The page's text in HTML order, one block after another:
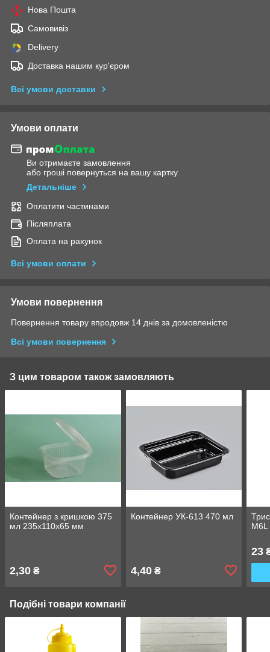
Нова Пошта
Самовивіз
Delivery
Доставка нашим кур'єром
Всі умови доставки
Умови оплати
Ви отримаєте замовлення
або гроші повернуться на вашу картку
Детальніше
Оплатити частинами
Післяплата
Оплата на рахунок
Всі умови оплати
Умови повернення
Повернення товару впродовж 14 днів за домовленістю
Всі умови повернення
З цим товаром також замовляють
Контейнер з кришкою 375
мл 235х110х65 мм
2,30 ₴
Контейнер УК-613 470 мл
4,40₴
M6L
23
Подібні товари компанії